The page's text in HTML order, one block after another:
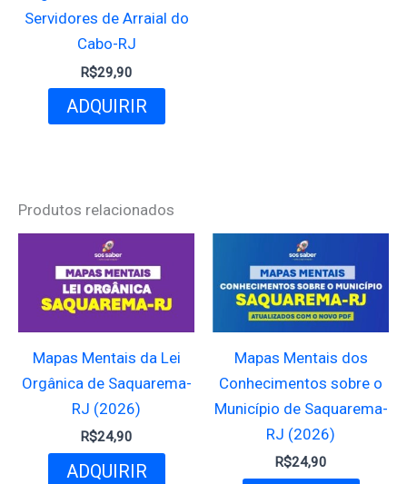
Servidores de Arraial do
Cabo-RJ
R$29,90
ADQUIRIR
Produtos relacionados
Mapas Mentais da Lei
Orgânica de Saquarema-
RJ (2026)
R$24,90
ADQUIRIR
Mapas Mentais dos
Conhecimentos sobre o
Município de Saquarema-
RJ (2026)
R$24,90